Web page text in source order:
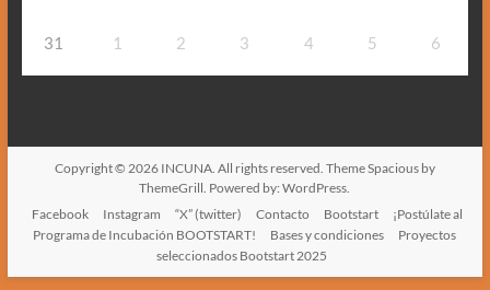
31 1 2 3 4 5 6
Copyright © 2026 INCUNA. All rights reserved. ThemeSpaciousby
ThemeGrill. Powered by:WordPress.
Facebook
Instagram “X” (twitter) Contacto Bootstart
¡Postúlate al
Programa de Incubación BOOTSTART!
Bases y condiciones
Proyectos
seleccionados Bootstart 2025